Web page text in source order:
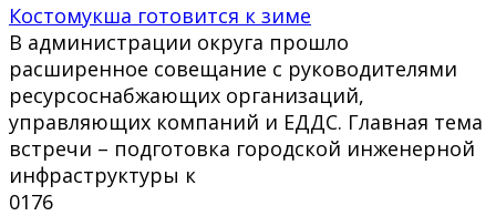
Костомукша готовится к зиме
В администрации округа прошло
расширенное совещание с руководителями
ресурсоснабжающих организаций,
управляющих компаний и ЕДДС. Главная тема
встречи – подготовка городской инженерной
инфраструктуры к
0176